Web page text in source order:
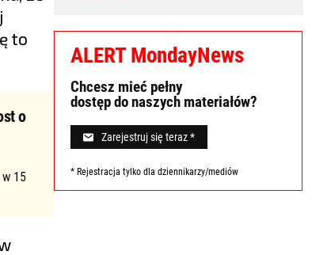
to
o
15
ALERT MondayNews
Chcesz mieć pełny
dostęp do naszych materiałów?
Zarejestruj się teraz *
* Rejestracja tylko dla dziennikarzy/mediów